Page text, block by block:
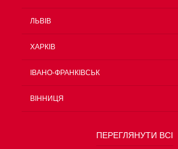
ЛЬВІВ
ХАРКІВ
ІВАНО-ФРАНКІВСЬК
ВІННИЦЯ
ПЕРЕГЛЯНУТИ ВСІ